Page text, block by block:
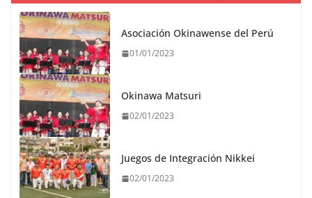
Asociación Okinawense del Perú
01/01/2023
Okinawa Matsuri
02/01/2023
Juegos de Integración Nikkei
02/01/2023